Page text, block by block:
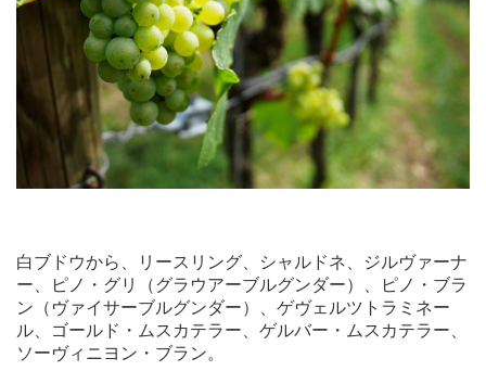
白ブドウから、リースリング、シャルドネ、ジルヴァーナ
ー、ピノ・グリ（グラウアーブルグンダー）、ピノ・ブラ
ン（ヴァイサーブルグンダー）、ゲヴェルツトラミネー
ル、ゴールド・ムスカテラー、ゲルバー・ムスカテラー、
ソーヴィニヨン・ブラン。